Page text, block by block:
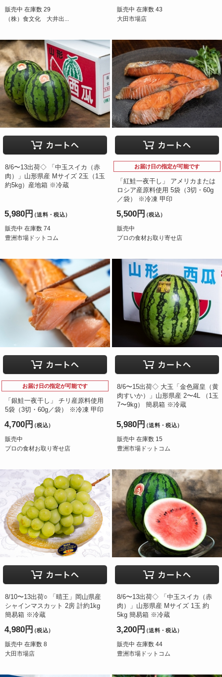
販売中 在庫数 29
（株）食文化 大井出...
販売中 在庫数 43
大田市場店
8/6〜13出荷◇ 「中玉スイカ（赤
肉）」山形県産 Mサイズ 2玉（1玉
約5kg）産地箱 ※冷蔵
5,980円（送料・税込）
販売中 在庫数 74
豊洲市場ドットコム
お届け日の指定が可能です
「紅鮭一夜干し」 アメリカまたは
ロシア産原料使用 5袋（3切・60g
／袋） ※冷凍 甲印
5,500円（税込）
販売中
プロの食材お取り寄せ店
お届け日の指定が可能です
「銀鮭一夜干し」 チリ産原料使用
5袋（3切・60g／袋） ※冷凍 甲印
4,700円（税込）
販売中
プロの食材お取り寄せ店
8/6〜15出荷◇ 大玉「金色羅皇（黄
肉すいか）」山形県産 2〜4L （1玉
7〜9kg） 簡易箱 ※冷蔵
5,980円（送料・税込）
販売中 在庫数 15
豊洲市場ドットコム
8/10〜13出荷○ 「晴王」岡山県産
シャインマスカット 2房 計約1kg
簡易箱 ※冷蔵
4,980円（税込）
販売中 在庫数 8
大田市場店
8/6〜13出荷◇ 「中玉スイカ（赤
肉）」山形県産 Mサイズ 1玉 約
5kg 簡易箱 ※冷蔵
3,200円（送料・税込）
販売中 在庫数 44
豊洲市場ドットコム